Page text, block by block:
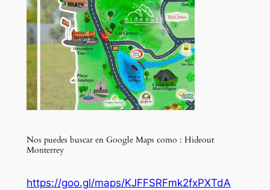
Nos puedes buscar en Google Maps como : Hideout
Monterrey
https://goo.gl/maps/KJFFSRFmk2fxPXTdA